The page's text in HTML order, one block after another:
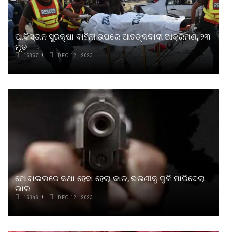
ପାକିସ୍ତାନ ସୁରକ୍ଷା ବାହିନୀ ଉପରେ ଆତଙ୍କବାଦୀ ଆକ୍ରମଣ, ୨୩
ମୃତ
15857 DEC 12, 2023
ମୋବାଇଲରେ କଥା ହେବା ହେଲା କାଳ, ଭଉଣୀକୁ ଗୁଳି ମାରିଦେଲା
ଭାଇ
15346 DEC 12, 2023